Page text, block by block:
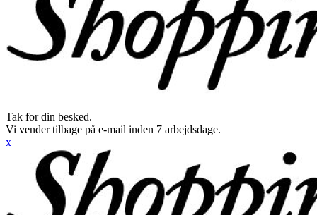
Tak for din besked.
Vi vender tilbage på e-mail inden 7 arbejdsdage.
x